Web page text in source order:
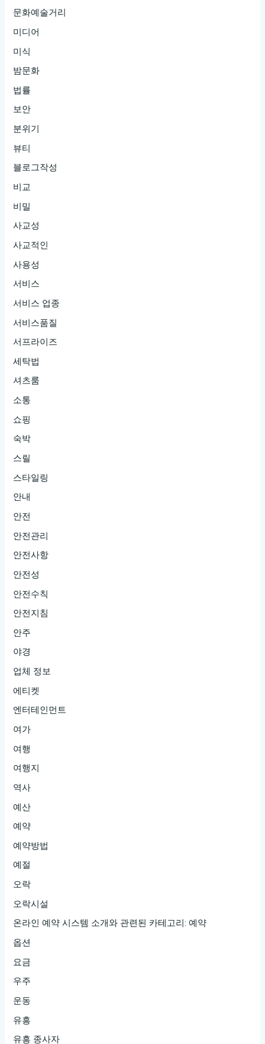
문화예술거리
미디어
미식
밤문화
법률
보안
분위기
뷰티
블로그작성
비교
비밀
사교성
사교적인
사용성
서비스
서비스 업종
서비스품질
서프라이즈
세탁법
셔츠룸
소통
쇼핑
숙박
스릴
스타일링
안내
안전
안전관리
안전사항
안전성
안전수칙
안전지침
안주
야경
업체 정보
에티켓
엔터테인먼트
여가
여행
여행지
역사
예산
예약
예약방법
예절
오락
오락시설
온라인 예약 시스템 소개와 관련된 카테고리: 예약
옵션
요금
우주
운동
유흥
유흥 종사자